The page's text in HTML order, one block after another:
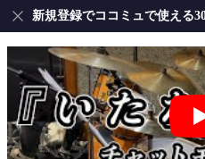
新規登録でココミュで使える